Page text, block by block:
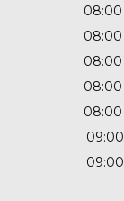
08:00
08:00
08:00
08:00
08:00
09:00
09:00